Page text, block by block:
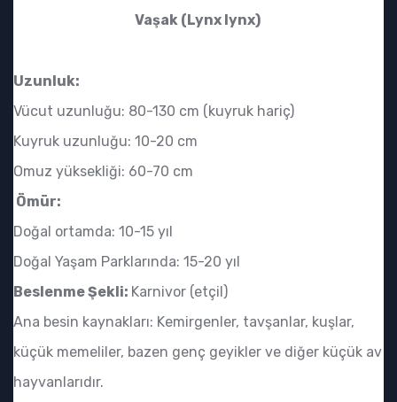
Vaşak (Lynx lynx)
Uzunluk:
Vücut uzunluğu: 80-130 cm (kuyruk hariç)
Kuyruk uzunluğu: 10-20 cm
Omuz yüksekliği: 60-70 cm
Ömür:
Doğal ortamda: 10-15 yıl
Doğal Yaşam Parklarında: 15-20 yıl
Beslenme Şekli: Karnivor (etçil)
Ana besin kaynakları: Kemirgenler, tavşanlar, kuşlar,
küçük memeliler, bazen genç geyikler ve diğer küçük av
hayvanlarıdır.